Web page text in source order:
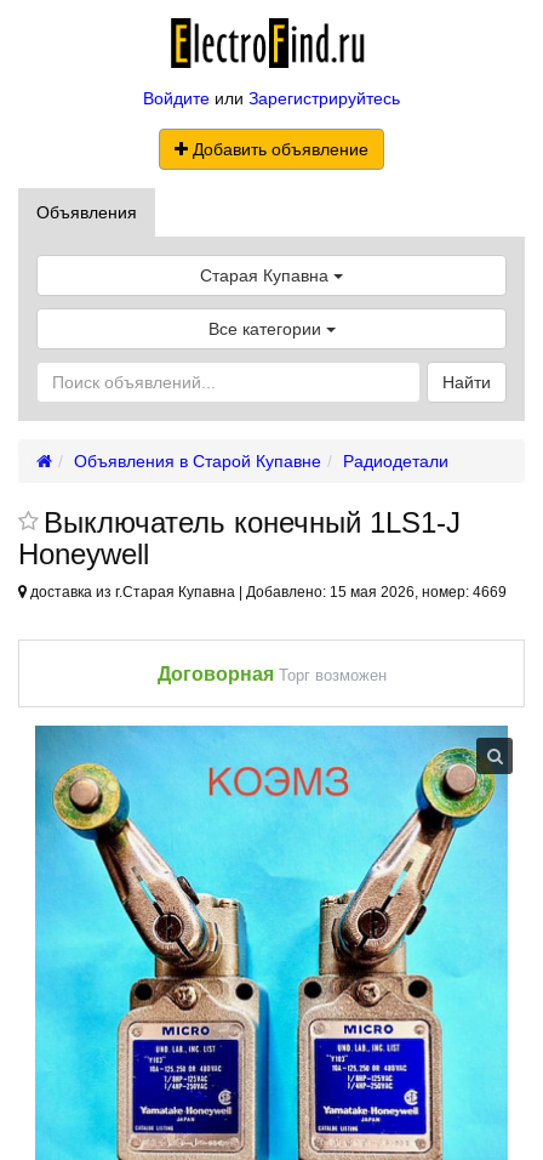
Войдите или Зарегистрируйтесь
Добавить объявление
Объявления
Старая Купавна
Все категории
Найти
Объявления в Старой Купавне Радиодетали
Выключатель конечный 1LS1-J
Honeywell
доставка из г.Старая Купавна | Добавлено: 15 мая 2026, номер: 4669
Договорная Торг возможен